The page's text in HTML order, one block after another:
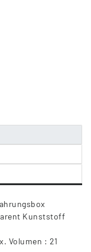
Kunststoff
Volumen : 21